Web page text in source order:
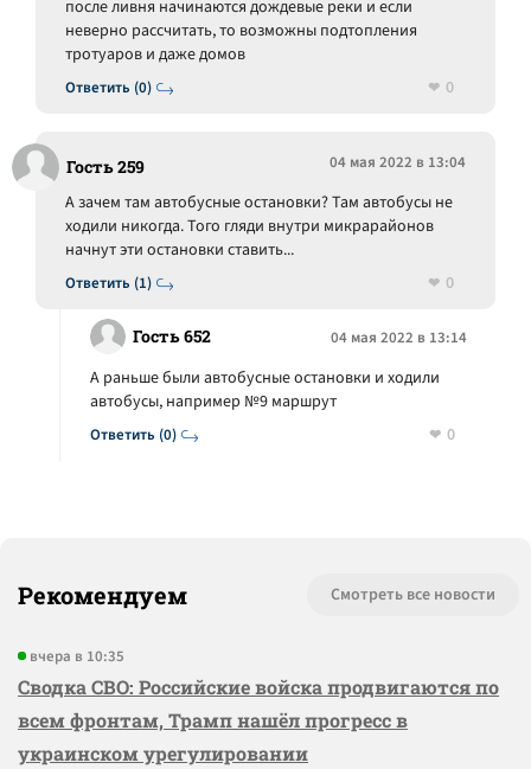
Ответить (0)
после ливня начинаются дождевые реки и если
неверно рассчитать, то возможны подтопления
тротуаров и даже домов
0
Гость 259 04 мая 2022 в 13:04
Ответить (1)
А зачем там автобусные остановки? Там автобусы не
ходили никогда. Того гляди внутри микрарайонов
начнут эти остановки ставить...
0
Гость 652 04 мая 2022 в 13:14
Ответить (0)
А раньше были автобусные остановки и ходили
автобусы, например №9 маршрут
0
Рекомендуем Смотреть все новости
вчера в 10:35
Сводка СВО: Российские войска продвигаются по
всем фронтам, Трамп нашёл прогресс в
украинском урегулировании